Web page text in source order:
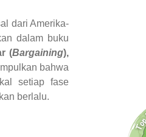
dari Amerika-
dalam buku
(Bargaining),
bahwa
setiap fase
berlalu.